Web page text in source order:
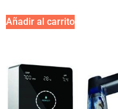
Añadir al carrito